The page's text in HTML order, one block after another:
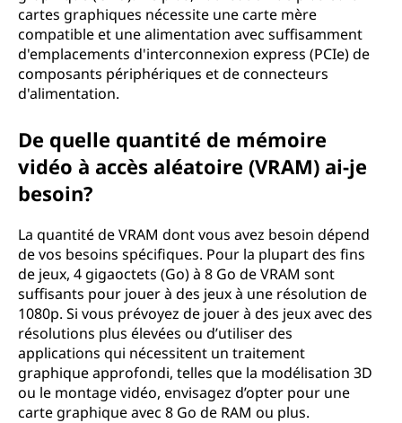
cartes graphiques nécessite une carte mère
compatible et une alimentation avec suffisamment
d'emplacements d'interconnexion express (PCIe) de
composants périphériques et de connecteurs
d'alimentation.
De quelle quantité de mémoire
vidéo à accès aléatoire (VRAM) ai-je
besoin?
La quantité de VRAM dont vous avez besoin dépend
de vos besoins spécifiques. Pour la plupart des fins
de jeux, 4 gigaoctets (Go) à 8 Go de VRAM sont
suffisants pour jouer à des jeux à une résolution de
1080p. Si vous prévoyez de jouer à des jeux avec des
résolutions plus élevées ou d’utiliser des
applications qui nécessitent un traitement
graphique approfondi, telles que la modélisation 3D
ou le montage vidéo, envisagez d’opter pour une
carte graphique avec 8 Go de RAM ou plus.